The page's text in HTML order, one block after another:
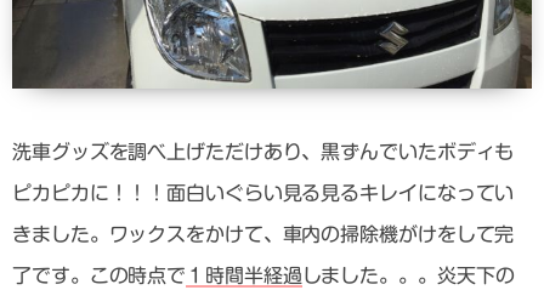
洗車グッズを調べ上げただけあり、黒ずんでいたボディも
ピカピカに！！！面白いぐらい見る見るキレイになってい
きました。ワックスをかけて、車内の掃除機がけをして完
了です。この時点で １時間半経過しました。。。炎天下の